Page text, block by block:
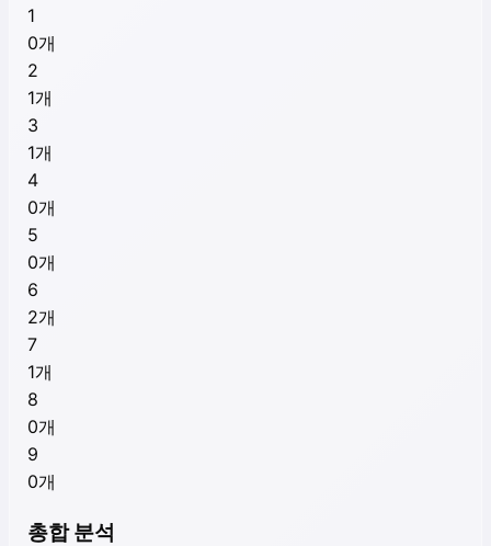
1
0개
2
1개
3
1개
4
0개
5
0개
6
2개
7
1개
8
0개
9
0개
총합 분석